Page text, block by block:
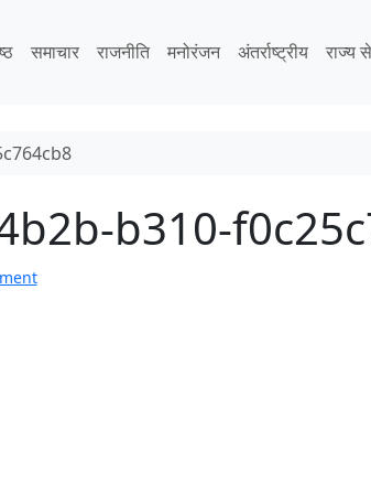
समाचार राजनीति मनोरंजन अंतर्राष्ट्रीय राज्य से
b310-